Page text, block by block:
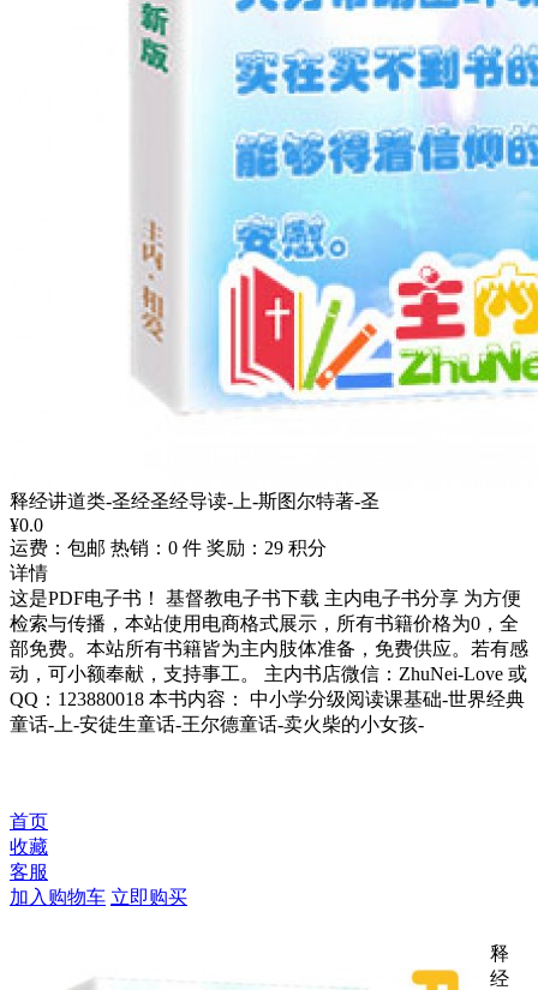
释经讲道类-圣经圣经导读-上-斯图尔特著-圣
¥0.0
运费：包邮 热销：0 件 奖励：29 积分
详情
这是PDF电子书！ 基督教电子书下载 主内电子书分享 为方便
检索与传播，本站使用电商格式展示，所有书籍价格为0，全
部免费。本站所有书籍皆为主内肢体准备，免费供应。若有感
动，可小额奉献，支持事工。 主内书店微信：ZhuNei-Love 或
QQ：123880018 本书内容： 中小学分级阅读课基础-世界经典
童话-上-安徒生童话-王尔德童话-卖火柴的小女孩-
首页
收藏
客服
加入购物车 立即购买
释
经